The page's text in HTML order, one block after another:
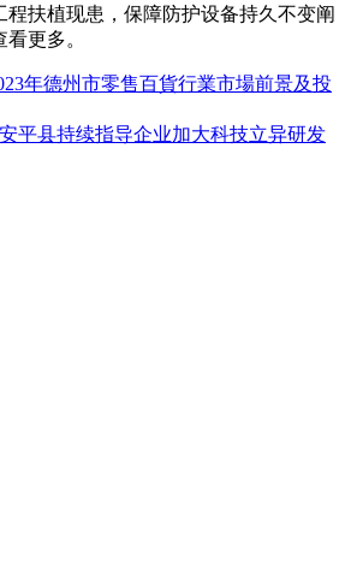
程扶植现患，保障防护设备持久不变阐
更多。
年德州市零售百貨行業市場前景及投
平县持续指导企业加大科技立异研发